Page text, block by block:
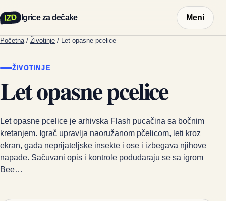
IZD Igrice za dečake Meni
Početna / Životinje / Let opasne pcelice
ŽIVOTINJE
Let opasne pcelice
Let opasne pcelice je arhivska Flash pucačina sa bočnim
kretanjem. Igrač upravlja naoružanom pčelicom, leti kroz
ekran, gađa neprijateljske insekte i ose i izbegava njihove
napade. Sačuvani opis i kontrole podudaraju se sa igrom
Bee…